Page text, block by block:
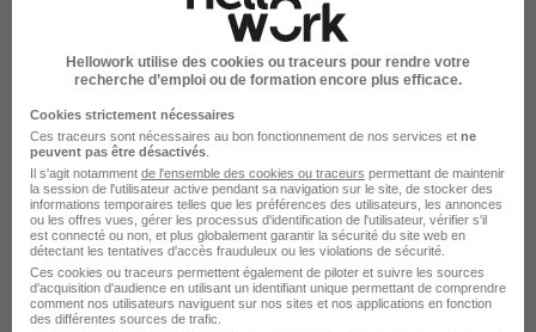
Cenon - 33 CDI 12,35 - 12,85 € / heure
Voir l’offre
il y a 1 jour
Soyez l'un des premiers à postuler
Hellowork utilise des cookies ou traceurs pour rendre votre
recherche d’emploi ou de formation encore plus efficace.
Cookies strictement nécessaires
Ces traceurs sont nécessaires au bon fonctionnement de nos services et ne
peuvent pas être désactivés
Il s'agit notamment de l'ensemble des cookies ou traceurs permettant de maintenir
la session de l'utilisateur active pendant sa navigation sur le site, de stocker des
informations temporaires telles que les préférences des utilisateurs, les annonces
ou les offres vues, gérer les processus d'identification de l'utilisateur, vérifier s'il
est connecté ou non, et plus globalement garantir la sécurité du site web en
détectant les tentatives d'accès frauduleux ou les violations de sécurité.
Ces cookies ou traceurs permettent également de piloter et suivre les sources
d'acquisition d'audience en utilisant un identifiant unique permettant de comprendre
comment nos utilisateurs naviguent sur nos sites et nos applications en fonction
des différentes sources de trafic.